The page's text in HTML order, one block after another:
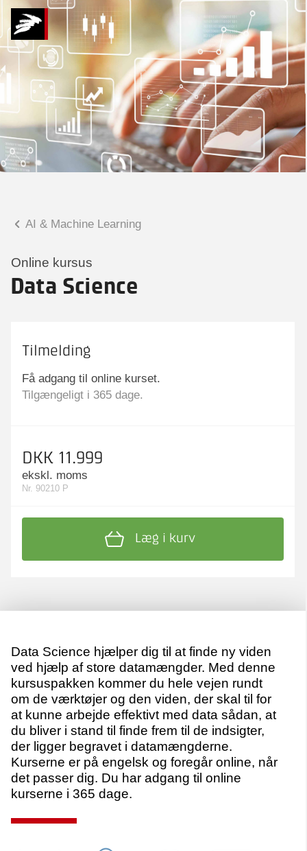
AI & Machine Learning
Online kursus
Data Science
Tilmelding
Få adgang til online kurset.
Tilgængeligt i 365 dage.
DKK 11.999
ekskl. moms
Nr. 90210 P
Læg i kurv
Praktiske spørgsmål
Spørgsmål til tilmelding, forplejning,
afholdelsessted m.m.
Tobias Bladt Haarder
Hvad kan vi hjælpe
dig med?
Data Science hjælper dig til at finde ny viden
ved hjælp af store datamængder. Med denne
kursuspakken kommer du hele vejen rundt
om de værktøjer og den viden, der skal til for
at kunne arbejde effektivt med data sådan, at
du bliver i stand til finde frem til de indsigter,
der ligger begravet i datamængderne.
Kurserne er på engelsk og foregår online, når
det passer dig. Du har adgang til online
kurserne i 365 dage.